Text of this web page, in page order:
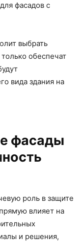
фасадов с
выбрать
обеспечат
вида здания на
фасады
роль в защите
влияет на
и решения,